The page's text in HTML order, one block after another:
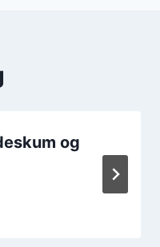
og